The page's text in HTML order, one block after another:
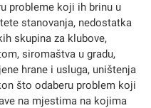
probleme koji ih brinu u
stanovanja, nedostatka
skupina za klubove,
siromaštva u gradu,
hrane i usluga, uništenja
što odaberu problem koji
na mjestima na kojima